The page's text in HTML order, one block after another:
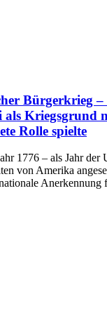
Bürgerkrieg
als Kriegsgrund
Rolle spielte
1776 – als Jahr der
von Amerika
Anerkennung